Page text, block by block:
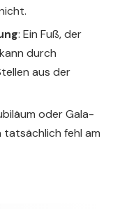
: Ein Fuß, der
durch
aus der
oder Gala-
tatsächlich fehl am